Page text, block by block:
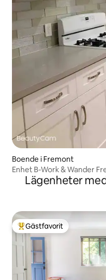
Boende i Fremont
Enhet B-Work & Wander
Lägenheter
Populär gästfavorit
Gästfavorit